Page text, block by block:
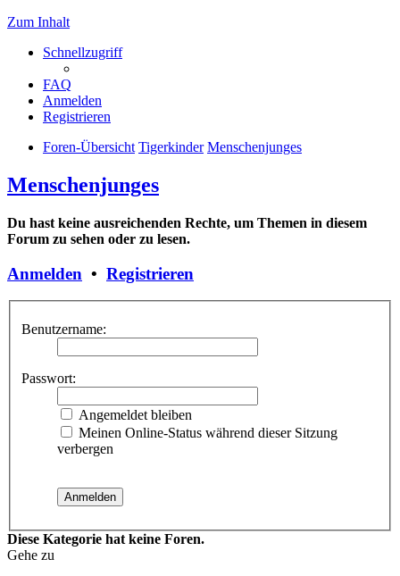
Zum Inhalt
Schnellzugriff
FAQ
Anmelden
Registrieren
Foren-Übersicht Tigerkinder Menschenjunges
Menschenjunges
Du hast keine ausreichenden Rechte, um Themen in diesem
Forum zu sehen oder zu lesen.
Anmelden • Registrieren
Benutzername:
Passwort:
Angemeldet bleiben
Meinen Online-Status während dieser Sitzung
verbergen
Diese Kategorie hat keine Foren.
Gehe zu